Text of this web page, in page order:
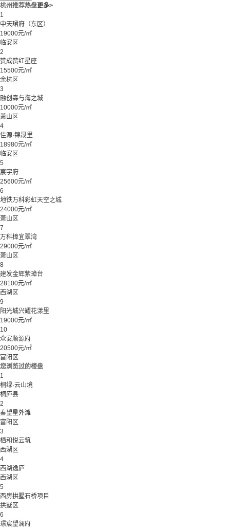
杭州推荐热盘更多>
1
中天珺府（东区）
19000元/㎡
临安区
2
赞成赞红星座
15500元/㎡
余杭区
3
融创森与海之城
10000元/㎡
萧山区
4
佳源·锦晟里
18980元/㎡
临安区
5
宸宇府
25600元/㎡
6
地铁万科彩虹天空之城
24000元/㎡
萧山区
7
万科樟宜翠湾
29000元/㎡
萧山区
8
建发金辉紫璋台
28100元/㎡
西湖区
9
阳光城兴耀花漾里
19000元/㎡
10
众安顺源府
20500元/㎡
富阳区
您浏览过的楼盘
1
桐绿·云山境
桐庐县
2
秦望星外滩
富阳区
3
栖和悦云筑
西湖区
4
西湖逸庐
西湖区
5
西房拱墅石桥项目
拱墅区
6
璟宸望澜府